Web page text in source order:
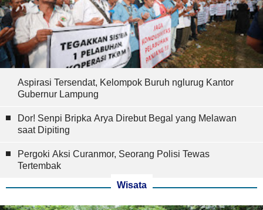
Aspirasi Tersendat, Kelompok Buruh nglurug Kantor
Gubernur Lampung
Dor! Senpi Bripka Arya Direbut Begal yang Melawan
saat Dipiting
Pergoki Aksi Curanmor, Seorang Polisi Tewas
Tertembak
Wisata